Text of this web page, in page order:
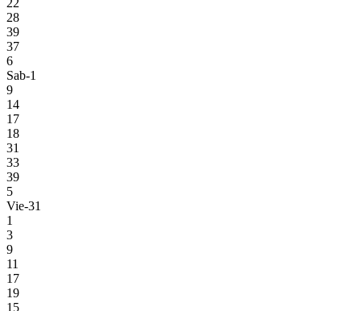
28
39
37
6
Sab-1
9
14
17
18
31
33
39
5
Vie-31
1
3
9
11
17
19
15